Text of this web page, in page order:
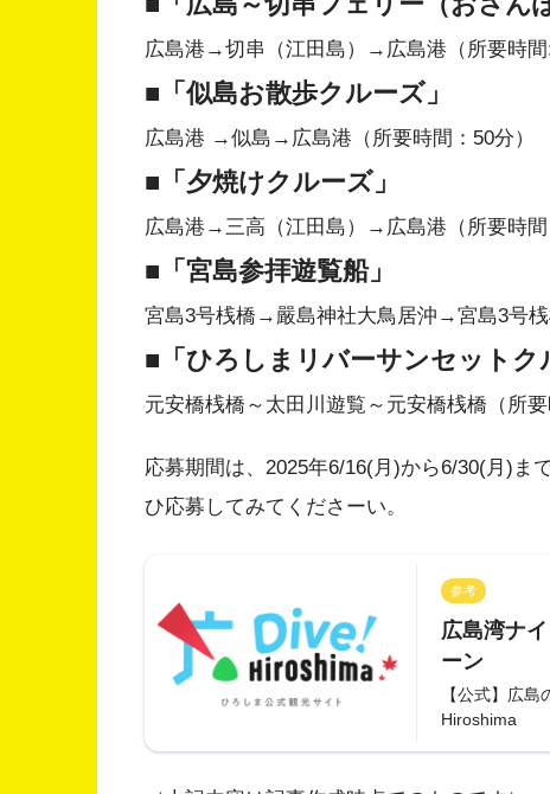
広島港→切串（江田島）→広島港（所要時間
■「似島お散歩クルーズ」
広島港 →似島→広島港（所要時間：50分）
■「夕焼けクルーズ」
広島港→三高（江田島）→広島港（所要時間
■「宮島参拝遊覧船」
宮島3号桟橋→嚴島神社大鳥居沖→宮島3号桟
■「ひろしまリバーサンセットク
元安橋桟橋～太田川遊覧～元安橋桟橋（所
応募期間は、2025年6/16(月)から6/30(月)ま
ひ応募してみてくださーい。
参考
広島湾ナ
ーン
【公式】広
Hiroshima